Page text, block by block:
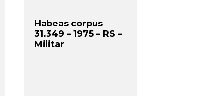
Habeas corpus
31.349 – 1975 – RS –
Militar